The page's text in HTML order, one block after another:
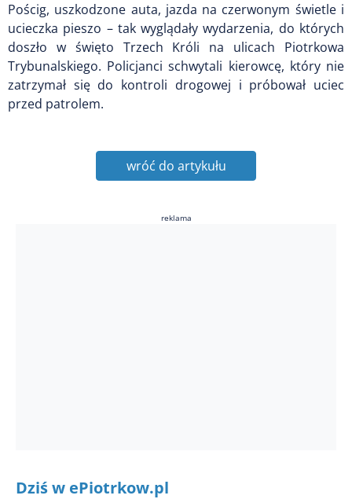
Pościg, uszkodzone auta, jazda na czerwonym świetle i
ucieczka pieszo – tak wyglądały wydarzenia, do których
doszło w święto Trzech Króli na ulicach Piotrkowa
Trybunalskiego. Policjanci schwytali kierowcę, który nie
zatrzymał się do kontroli drogowej i próbował uciec
przed patrolem.
wróć do artykułu
reklama
Dziś w ePiotrkow.pl